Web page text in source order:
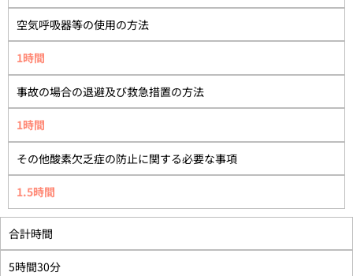
空気呼吸器等の使用の方法
1時間
事故の場合の退避及び救急措置の方法
1時間
その他酸素欠乏症の防止に関する必要な事項
1.5時間
合計時間
5時間30分